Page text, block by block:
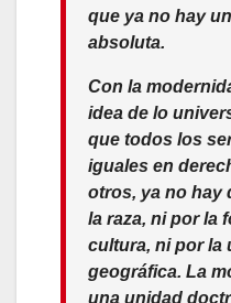
que ya no hay
absoluta.
Con la
idea de lo
que todos los
iguales en
otros, ya no hay
la raza, ni por la
cultura, ni por la
geográfica. La
una unidad